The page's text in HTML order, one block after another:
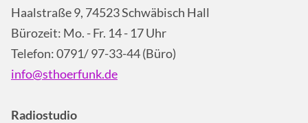
Haalstraße 9, 74523 Schwäbisch Hall
Bürozeit: Mo. - Fr. 14 - 17 Uhr
Telefon: 0791/ 97-33-44 (Büro)
info@sthoerfunk.de
Radiostudio